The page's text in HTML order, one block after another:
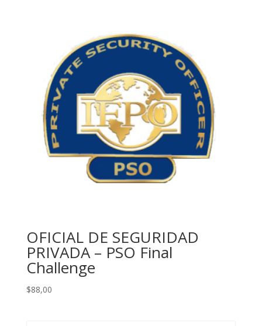
OFICIAL DE SEGURIDAD
PRIVADA – PSO Final
Challenge
$88,00